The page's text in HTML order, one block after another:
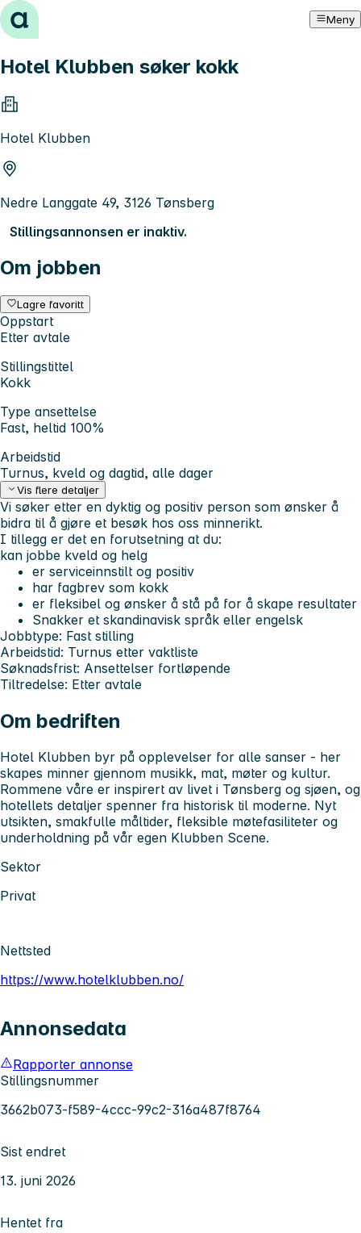
Hopp til innhold Meny
Hotel Klubben søker kokk
Hotel Klubben
Nedre Langgate 49, 3126 Tønsberg
Stillingsannonsen er inaktiv.
Om jobben
Lagre favoritt
Oppstart
Etter avtale
Stillingstittel
Kokk
Type ansettelse
Fast, heltid 100%
Arbeidstid
Turnus, kveld og dagtid, alle dager
Vis flere detaljer
Vi søker etter en dyktig og positiv person som ønsker å
bidra til å gjøre et besøk hos oss minnerikt.
I tillegg er det en forutsetning at du:
kan jobbe kveld og helg
er serviceinnstilt og positiv
har fagbrev som kokk
er fleksibel og ønsker å stå på for å skape resultater
Snakker et skandinavisk språk eller engelsk
Jobbtype: Fast stilling
Arbeidstid: Turnus etter vaktliste
Søknadsfrist: Ansettelser fortløpende
Tiltredelse: Etter avtale
Om bedriften
Hotel Klubben byr på opplevelser for alle sanser - her
skapes minner gjennom musikk, mat, møter og kultur.
Rommene våre er inspirert av livet i Tønsberg og sjøen, og
hotellets detaljer spenner fra historisk til moderne. Nyt
utsikten, smakfulle måltider, fleksible møtefasiliteter og
underholdning på vår egen Klubben Scene.
Sektor
Privat
Nettsted
https://www.hotelklubben.no/
Annonsedata
Rapporter annonse
Stillingsnummer
3662b073-f589-4ccc-99c2-316a487f8764
Sist endret
13. juni 2026
Hentet fra